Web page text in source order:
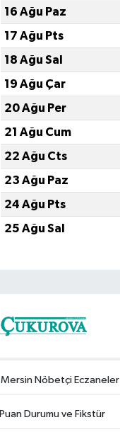
16 Ağu Paz
17 Ağu Pts
18 Ağu Sal
19 Ağu Çar
20 Ağu Per
21 Ağu Cum
22 Ağu Cts
23 Ağu Paz
24 Ağu Pts
25 Ağu Sal
Mersin Nöbetçi Eczaneler
Puan Durumu ve Fikstür